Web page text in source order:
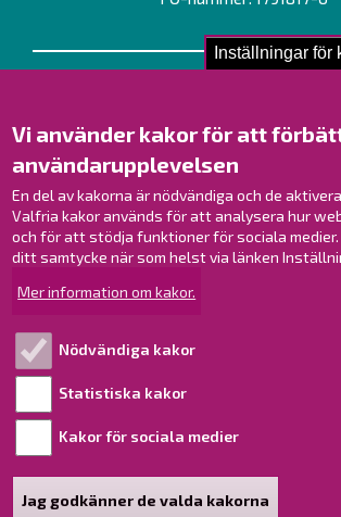
Inställningar för
Vi använder kakor för att
användarupplevelsen
En del av kakorna är nödvändiga och de
Valfria kakor används för att analysera hur
och för att stödja funktioner för sociala medier.
ditt samtycke när som helst via länken
Mer information om kakor.
Nödvändiga kakor
Statistiska kakor
Kakor för sociala medier
Jag godkänner de valda kakorna
Kontakt
Kontaktuppgifter till
Guidekarta
Brahestad på Facebook
Brahestad på LinkedIn
Tillgänglighetsutlåtande